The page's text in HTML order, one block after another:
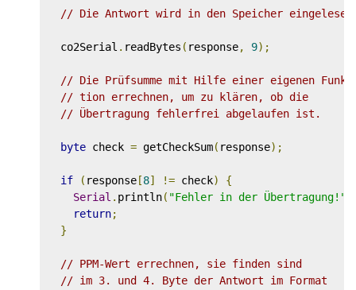
// Die Antwort wird in den Speicher
co2Serial . readBytes ( response, 9);
// Die Prüfsumme mit Hilfe einer eigenen Funk-
// tion errechnen, um zu klären, ob die
// Übertragung fehlerfrei abgelaufen ist.
byte check = getCheckSum( response);
if ( response [8] != check)
{
Serial . println( "Fehler in der Übertragung!"
return;
}
// PPM-Wert errechnen, sie finden sind
// im 3. und 4. Byte der Antwort im Format